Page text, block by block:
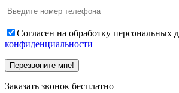
Согласен на обработку персональных
конфиденциальности
Заказать звонок бесплатно